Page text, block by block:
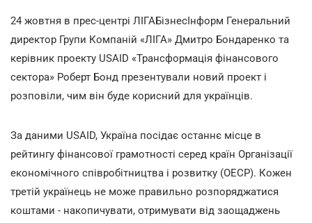
24 жовтня в прес-центрі ЛІГАБізнесІнформ Генеральний
директор Групи Компаній «ЛІГА» Дмитро Бондаренко та
керівник проекту USAID «Трансформація фінансового
сектора» Роберт Бонд презентували новий проект і
розповіли, чим він буде корисний для українців.
За даними USAID, Україна посідає останнє місце в
рейтингу фінансової грамотності серед країн Організації
економічного співробітництва і розвитку (ОЕСР). Кожен
третій українець не може правильно розпоряджатися
коштами - накопичувати, отримувати від заощаджень